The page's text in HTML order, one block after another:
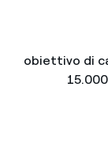
obiettivo di